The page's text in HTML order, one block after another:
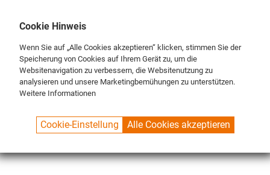
SPUELBOY.DE SHOP SPECIALS TAPS
Cookie Hinweis
Wenn Sie auf „Alle Cookies akzeptieren“ klicken, stimmen Sie der
Speicherung von Cookies auf Ihrem Gerät zu, um die
Websitenavigation zu verbessern, die Websitenutzung zu
analysieren und unsere Marketingbemühungen zu unterstützen.
Weitere Informationen
Cookie-Einstellung Alle Cookies akzeptieren